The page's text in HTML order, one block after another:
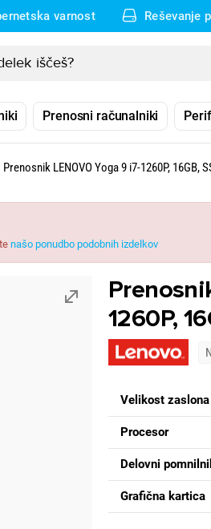
varnost Reševanje
Prenosni računalniki
Prenosnik LENOVO Yoga 9 i7-1260P, 16GB,
našo ponudbo podobnih izdelkov
1260P,
Velikost zaslona
Procesor
Delovni
Grafična kartica